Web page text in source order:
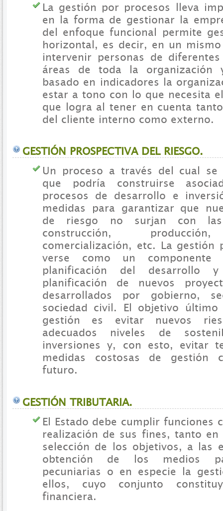
La gestión por procesos lleva
en la forma de gestionar la
del enfoque funcional permite
horizontal, es decir, en un
intervenir personas de
áreas de toda la organización
basado en indicadores la
estar a tono con lo que necesita
que logra al tener en cuenta
del cliente interno como externo.
GESTIÓN PROSPECTIVA DEL RIESGO.
Un proceso a través del cual se
que podría construirse
procesos de desarrollo e
medidas para garantizar que
de riesgo no surjan con
construcción,
comercialización, etc. La gestión
verse como un
planificación del desarrollo
planificación de nuevos
desarrollados por gobierno,
sociedad civil. El objetivo
gestión es evitar nuevos
adecuados niveles de
inversiones y, con esto, evitar
medidas costosas de gestión
futuro.
GESTIÓN TRIBUTARIA.
El Estado debe cumplir funciones
realización de sus fines, tanto
selección de los objetivos, a las
obtención de los medios
pecuniarias o en especie la
ellos, cuyo conjunto
financiera.